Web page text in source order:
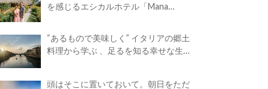
を感じるエシカルホテル「Mana
“あるもので美味しく” イタリアの郷土
料理から学ぶ 、足るを知る幸せな生き
頭はそこに置いておいて。朝日をただ